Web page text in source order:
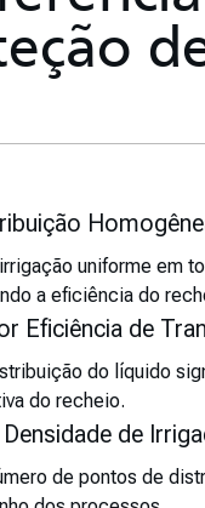
uniforme em
a eficiência do
Eficiência de
do líquido
do recheio.
de
de pontos de